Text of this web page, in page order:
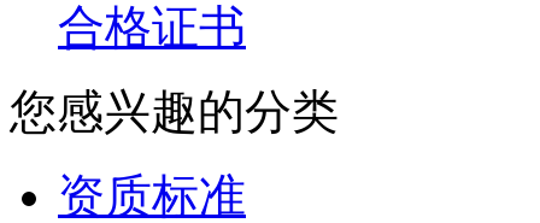
合格证书
您感兴趣的分类
资质标准